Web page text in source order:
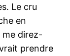
Le cru
en
me direz-
prendre